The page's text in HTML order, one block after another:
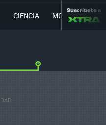
CIENCIA MOVILIDAD
Suscríbete a